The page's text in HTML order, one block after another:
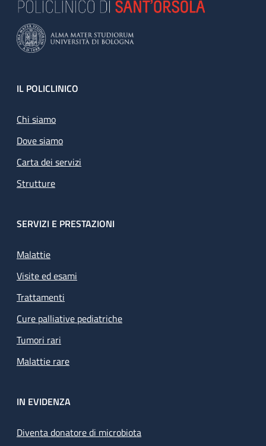
Footer
IL POLICLINICO
Chi siamo
Dove siamo
Carta dei servizi
Strutture
SERVIZI E PRESTAZIONI
Malattie
Visite ed esami
Trattamenti
Cure palliative pediatriche
Tumori rari
Malattie rare
IN EVIDENZA
Diventa donatore di microbiota